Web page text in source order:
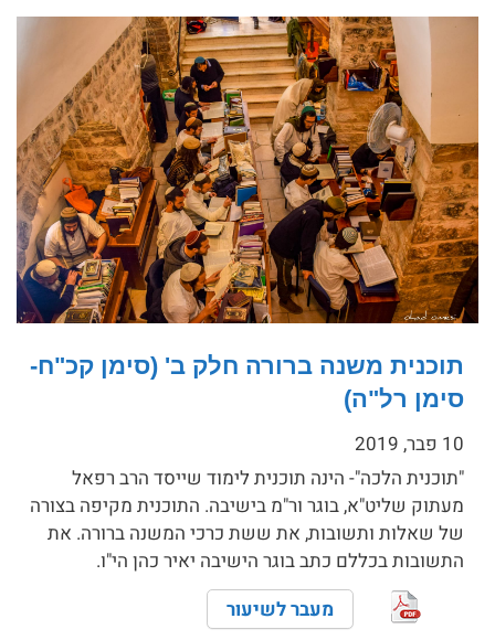
תוכנית משנה ברורה חלק ב' (סימן קכ"ח-
סימן רל"ה)
10 פבר, 2019
"תוכנית הלכה"- הינה תוכנית לימוד שייסד הרב רפאל
מעתוק שליט"א, בוגר ור"מ בישיבה. התוכנית מקיפה בצורה
של שאלות ותשובות, את ששת כרכי המשנה ברורה. את
התשובות בכללם כתב בוגר הישיבה יאיר כהן הי"ו.